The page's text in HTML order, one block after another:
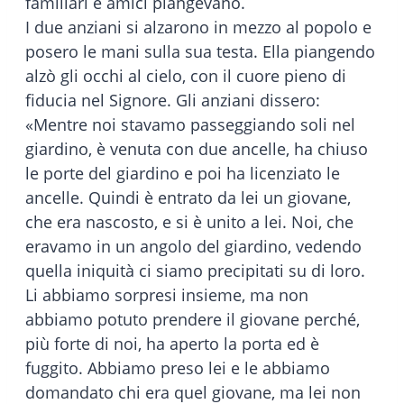
I due anziani si alzarono in mezzo al popolo e
posero le mani sulla sua testa. Ella piangendo
alzò gli occhi al cielo, con il cuore pieno di
fiducia nel Signore. Gli anziani dissero:
«Mentre noi stavamo passeggiando soli nel
giardino, è venuta con due ancelle, ha chiuso
le porte del giardino e poi ha licenziato le
ancelle. Quindi è entrato da lei un giovane,
che era nascosto, e si è unito a lei. Noi, che
eravamo in un angolo del giardino, vedendo
quella iniquità ci siamo precipitati su di loro.
Li abbiamo sorpresi insieme, ma non
abbiamo potuto prendere il giovane perché,
più forte di noi, ha aperto la porta ed è
fuggito. Abbiamo preso lei e le abbiamo
domandato chi era quel giovane, ma lei non